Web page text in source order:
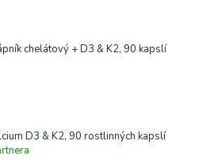
chelátový + D3 & K2, 90 kapslí
D3 & K2, 90 rostlinných kapslí